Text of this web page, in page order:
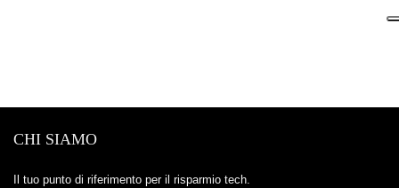
CHI SIAMO
Il tuo punto di riferimento per il risparmio tech.